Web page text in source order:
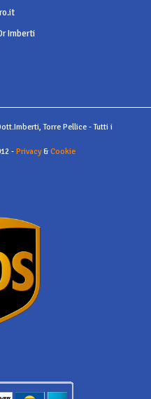
Imberti
Torre Pellice - Tutti i
- Privacy&Cookie